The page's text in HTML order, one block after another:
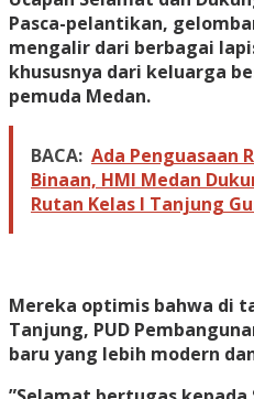
​Pasca-pelantikan,
mengalir dari berbagai
khususnya dari keluarga
pemuda Medan.
BACA: Ada Penguasaan
Binaan, HMI Medan
Rutan Kelas I Tanjung
Mereka optimis bahwa di
Tanjung, PUD
baru yang lebih modern